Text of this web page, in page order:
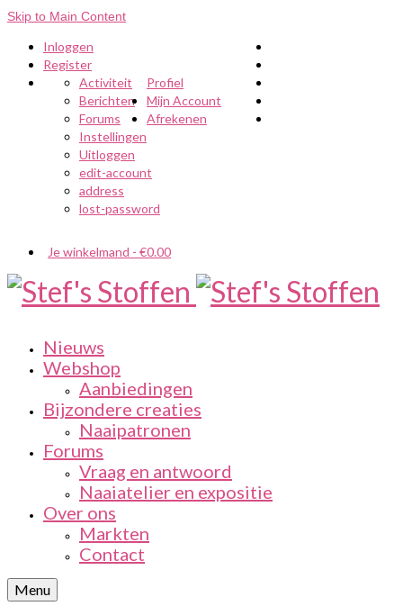
Skip to Main Content
Inloggen
Register
Profiel
Activiteit
Berichten
Forums
Instellingen
Uitloggen
Mijn Account
edit-account
address
lost-password
Afrekenen
Je winkelmand - €0.00
Nieuws
Webshop
Aanbiedingen
Bijzondere creaties
Naaipatronen
Forums
Vraag en antwoord
Naaiatelier en expositie
Over ons
Markten
Contact
Menu